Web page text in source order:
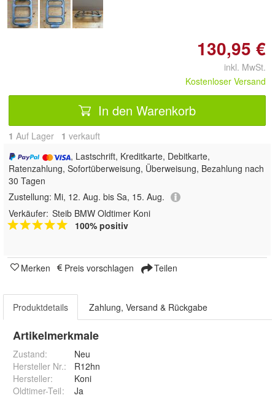
130,95 €
inkl. MwSt.
Kostenloser Versand
In den Warenkorb
1 Auf Lager 1 verkauft
, Lastschrift, Kreditkarte, Debitkarte,
Ratenzahlung, Sofortüberweisung, Überweisung, Bezahlung nach
30 Tagen
Zustellung: Mi, 12. Aug. bis Sa, 15. Aug.
Verkäufer: Steib BMW Oldtimer Koni
100% positiv
Merken Preis vorschlagen Teilen
Produktdetails Zahlung, Versand & Rückgabe
Artikelmerkmale
Zustand:
Neu
Hersteller Nr.:
R12hn
Hersteller:
Koni
Oldtimer-Teil: Ja